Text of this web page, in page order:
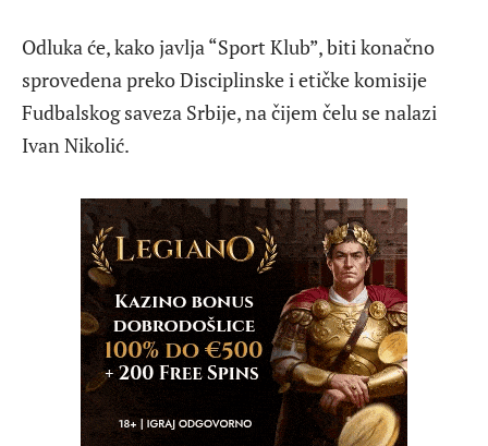
Odluka će, kako javlja “Sport Klub”, biti konačno
sprovedena preko Disciplinske i etičke komisije
Fudbalskog saveza Srbije, na čijem čelu se nalazi
Ivan Nikolić.